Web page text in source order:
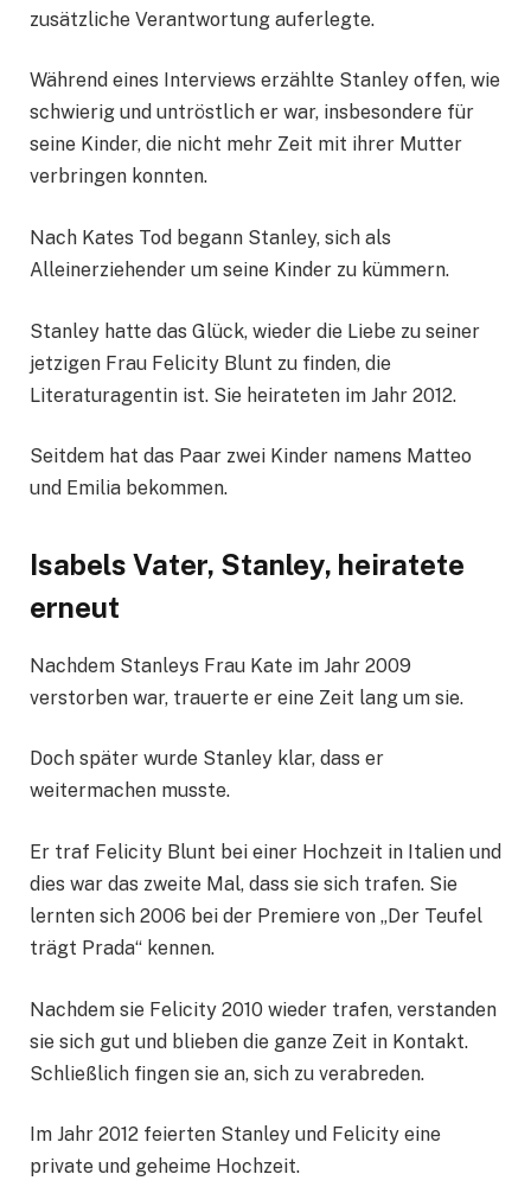
zusätzliche Verantwortung auferlegte.
Während eines Interviews erzählte Stanley offen, wie
schwierig und untröstlich er war, insbesondere für
seine Kinder, die nicht mehr Zeit mit ihrer Mutter
verbringen konnten.
Nach Kates Tod begann Stanley, sich als
Alleinerziehender um seine Kinder zu kümmern.
Stanley hatte das Glück, wieder die Liebe zu seiner
jetzigen Frau Felicity Blunt zu finden, die
Literaturagentin ist. Sie heirateten im Jahr 2012.
Seitdem hat das Paar zwei Kinder namens Matteo
und Emilia bekommen.
Isabels Vater, Stanley, heiratete
erneut
Nachdem Stanleys Frau Kate im Jahr 2009
verstorben war, trauerte er eine Zeit lang um sie.
Doch später wurde Stanley klar, dass er
weitermachen musste.
Er traf Felicity Blunt bei einer Hochzeit in Italien und
dies war das zweite Mal, dass sie sich trafen. Sie
lernten sich 2006 bei der Premiere von „Der Teufel
trägt Prada“ kennen.
Nachdem sie Felicity 2010 wieder trafen, verstanden
sie sich gut und blieben die ganze Zeit in Kontakt.
Schließlich fingen sie an, sich zu verabreden.
Im Jahr 2012 feierten Stanley und Felicity eine
private und geheime Hochzeit.